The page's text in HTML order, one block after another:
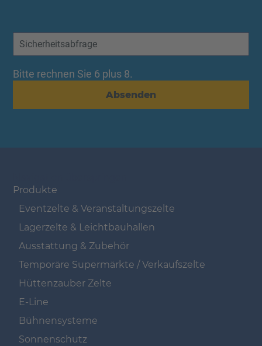
Bitte rechnen Sie 6 plus 8.
Absenden
Produkte
Eventzelte & Veranstaltungszelte
Lagerzelte & Leichtbauhallen
Ausstattung & Zubehör
Temporäre Supermärkte / Verkaufszelte
Hüttenzauber Zelte
E-Line
Bühnensysteme
Sonnenschutz